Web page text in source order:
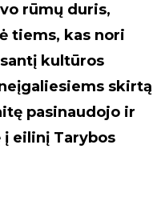
rūmų duris,
tiems, kas nori
kultūros
skirtą
pasinaudojo ir
eilinį Tarybos